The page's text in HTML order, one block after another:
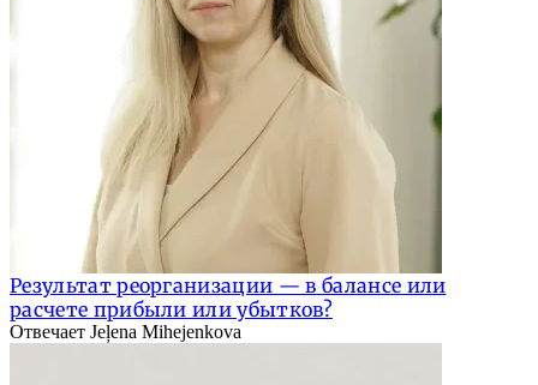
Результат реорганизации — в балансе или
расчете прибыли или убытков?
Отвечает Jeļena Mihejenkova